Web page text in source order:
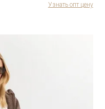
Узнать опт цену